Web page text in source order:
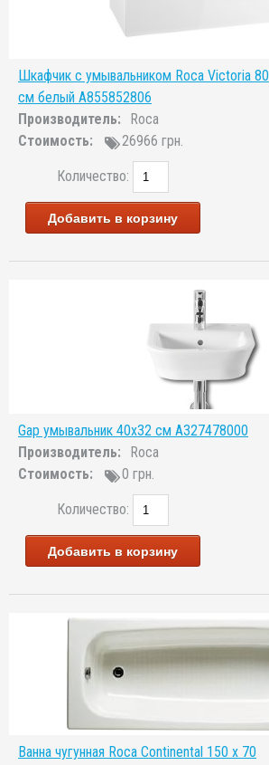
Шкафчик с умывальником Roca Victoria 80
см белый A855852806
Производитель:
Roca
Стоимость:
26966 грн.
Количество:
Добавить в корзину
Gap умывальник 40x32 см A327478000
Производитель:
Roca
Стоимость:
0 грн.
Количество:
Добавить в корзину
Ванна чугунная Roca Continental 150 x 70